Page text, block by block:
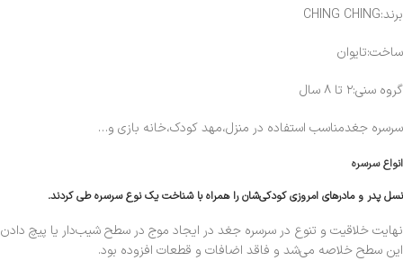
برند:CHING CHING
ساخت:تایوان
گروه سنی:۲ تا ۸ سال
سرسره جغدمناسب استفاده در منزل،مهد کودک،خانه بازی و…
انواع سرسره
نسل پدر و مادرهای امروزی کودکی‌شان را همراه با شناخت یک نوع سرسره طی کردند.
نهایت خلاقیت و تنوع در سرسره جغد در ایجاد موج در سطح شیب‌دار یا پیچ دادن
این سطح خلاصه می‌شد و فاقد اضافات و قطعات افزوده بود.